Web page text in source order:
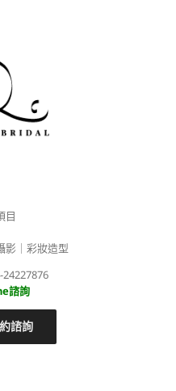
目
影｜彩妝造型
諮詢
諮詢